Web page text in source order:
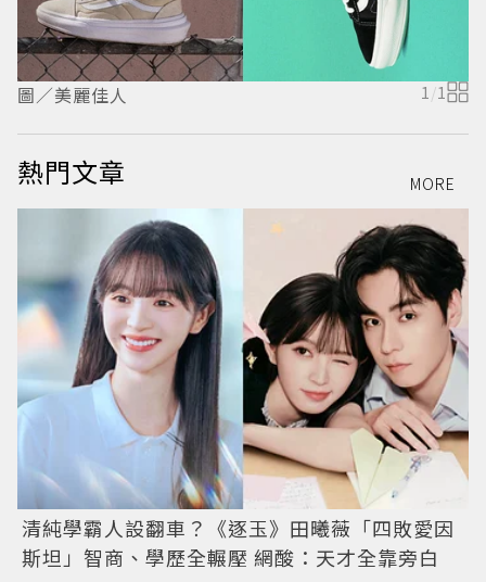
圖／美麗佳人 1 /1
熱門文章 MORE
清純學霸人設翻車？《逐玉》田曦薇「四敗愛因
斯坦」智商、學歷全輾壓 網酸：天才全靠旁白